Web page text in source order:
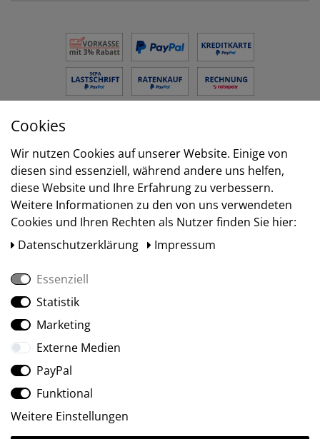
Versand
Social Media
Cookies
Wir nutzen Cookies auf unserer Website. Einige von
diesen sind essenziell, während andere uns helfen,
diese Website und Ihre Erfahrung zu verbessern.
Weitere Informationen zu den von uns verwendeten
Cookies und Ihren Rechten als Nutzer finden Sie hier:
Daten­schutz­erklärung
Impressum
Essenziell
Statistik
Marketing
Externe Medien
PayPal
Funktional
Weitere Einstellungen